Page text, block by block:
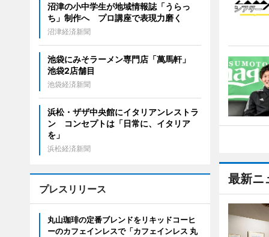
最新ニ
沼津の小中学生が地域情報誌「うらっ
ち」制作へ プロ講座で表現力磨く
沼津経済新聞
池袋にみそラーメン専門店「萬馬軒」
池袋2店舗目
池袋経済新聞
浜松・ザザ中央館にイタリアンレストラ
ン コンセプトは「日常に、イタリア
を」
浜松経済新聞
プレスリリース
丸山珈琲の定番ブレンドをリキッドコーヒ
ーのカフェインレスで「カフェインレス 丸